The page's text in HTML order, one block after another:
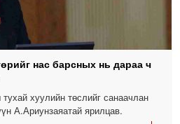
нас барсных нь дараа ч
хуулийн төслийг санаачлан
А.Ариунзаяатай ярилцав.